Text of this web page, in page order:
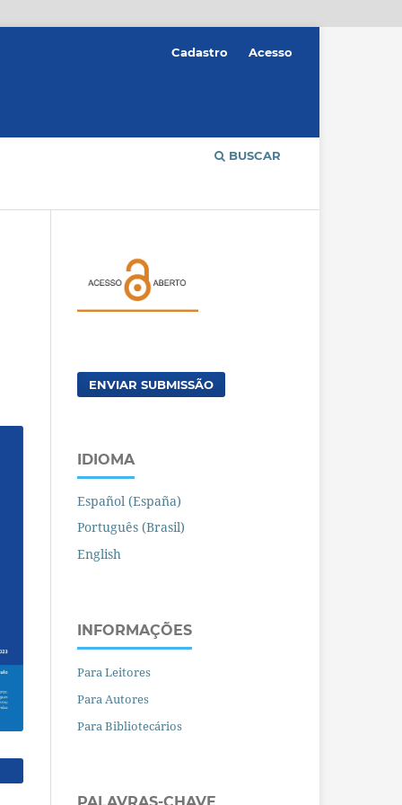
BUSCAR
Cadastro Acesso
ENVIAR SUBMISSÃO
IDIOMA
Español (España)
Português (Brasil)
English
INFORMAÇÕES
Para Leitores
Para Autores
Para Bibliotecários